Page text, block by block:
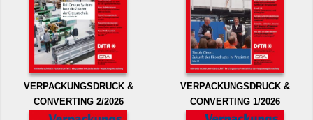
VERPACKUNGSDRUCK &
CONVERTING 2/2026
VERPACKUNGSDRUCK &
CONVERTING 1/2026